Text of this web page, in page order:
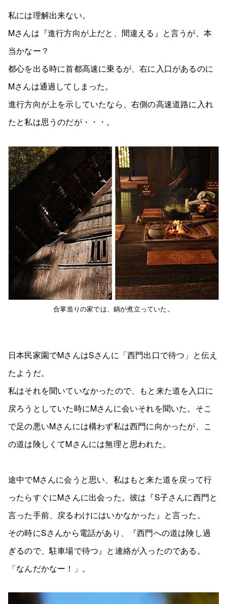
私には理解出来ない。
Mさんは『進行方向が上だと、間違える』と言うが、本
当かなー？
都心を出る時に首都高速に乗るが、右に入口があるのに
Mさんは通過してしまった。
進行方向が上を示していたなら、右側の高速道路に入れ
たと私は思うのだが・・・。
合掌造りの家では、鍋が煮立っていた。
日本民家園でMさんはSさんに「西門出口で待つ」と伝え
たようだ。
私はそれを聞いていなかったので、もと来た道を入口に
戻ろうとしていた時にMさんに会いそれを聞いた。そこ
で足の悪いMさんには構わず私は西門に向かったが、こ
の道は険しくてMさんには無理と思われた。
途中でMさんに会うと思い、私はもと来た道を戻って行
ったらすぐにMさんに出会った。彼は『S子さんに西門と
言った手前、戻るわけにはいかなかった』と言った。
その時にSさんから電話があり、『西門への道は険し過
ぎるので、駐車場で待つ』と連絡が入ったのである。
「なんだかなー！」。